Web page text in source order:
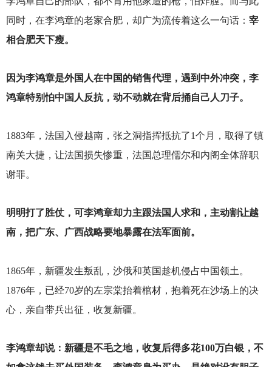
同时，在李鸿章的老家合肥，却广为流传着这么一句话： 宰
相合肥天下瘦。
因为李鸿章是外国人在中国的销售代理，遇到中外冲突，李
鸿章特别怕中国人反抗，动不动就在背后捅自己人刀子。
1883年，法国入侵越南，张之洞指挥抵抗了1个月，取得了镇
南关大捷，让法国损失惨重，法国总理儒尔和内阁全体辞职
谢罪。
明明打了胜仗，可李鸿章却力主跟法国人求和，主动割让越
南，把广东、广西战略要地暴露在法军面前。
1865年，新疆发生叛乱，沙俄和英国趁机侵占中国领土。
1876年，已经70岁的左宗棠抬着棺材，抱着死在沙场上的决
心，亲自带兵出征，收复新疆。
李鸿章却说：新疆是不毛之地，收复后得多花100万白银，不